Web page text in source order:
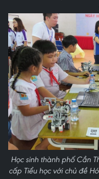
Học sinh thành phố Cần
cấp Tiểu học với chủ đề